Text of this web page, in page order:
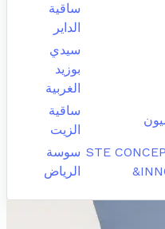
ساقية
الداير
سيدي
بوزيد
الغربية
ساقية
الزيت
STE سوسة
الرياض